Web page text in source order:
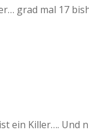
grad mal 17
ein Killer…. Und